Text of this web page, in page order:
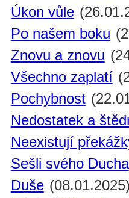
Úkon vůle
Po našem boku
Znovu a znovu
Všechno zaplatí
Pochybnost
Nedostatek a
Neexistují
Sešli svého Ducha
Duše (08.01.2025)